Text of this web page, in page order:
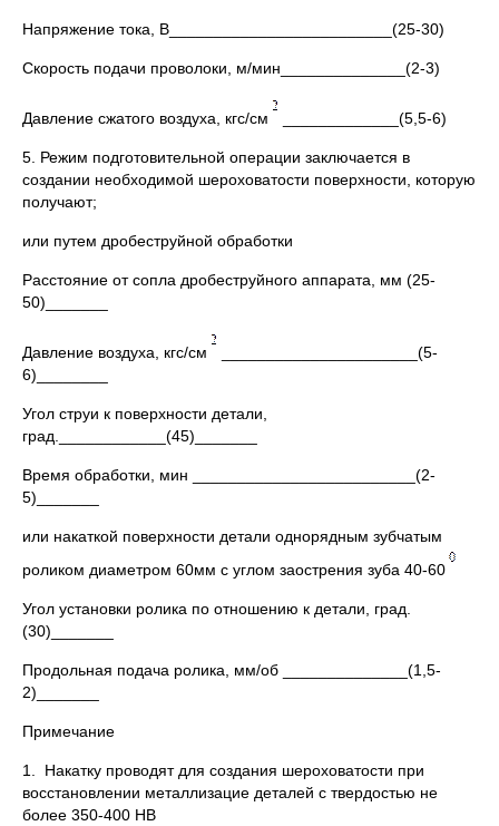
Напряжение тока, В_________________________(25-30)
Скорость подачи проволоки, м/мин______________(2-3)
Давление сжатого воздуха, кгс/см _____________(5,5-6)
5. Режим подготовительной операции заключается в
создании необходимой шероховатости поверхности, которую
получают;
или путем дробеструйной обработки
Расстояние от сопла дробеструйного аппарата, мм (25-
50)_______
Давление воздуха, кгс/см
______________________(5-
6)________
Угол струи к поверхности детали,
град.____________(45)_______
Время обработки, мин _________________________(2-
5)_______
или накаткой поверхности детали однорядным зубчатым
роликом диаметром 60мм с углом заострения зуба 40-60
Угол установки ролика по отношению к детали, град.
(30)_______
Продольная подача ролика, мм/об ______________(1,5-
2)_______
Примечание
1. Накатку проводят для создания шероховатости при
восстановлении металлизацие деталей с твердостью не
более 350-400 НВ